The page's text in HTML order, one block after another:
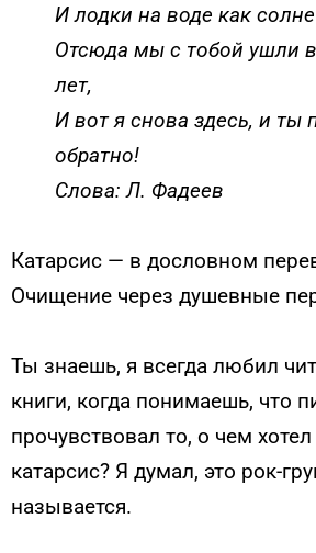
И лодки на воде как
Отсюда мы с тобой ушли
лет,
И вот я снова здесь, и ты
обратно!
Слова: Л. Фадеев
Катарсис — в дословном
Очищение через душевные
Ты знаешь, я всегда любил
книги, когда понимаешь, что
прочувствовал то, о чем
катарсис? Я думал, это рок-
называется.